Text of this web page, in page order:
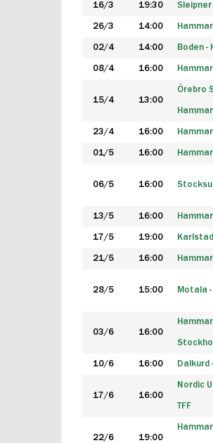
16/3 19:30 Sleipner
26/3 14:00
02/4 14:00 Boden -
08/4 16:00
15/4 13:00
Örebro
23/4 16:00
01/5 16:00
06/5 16:00
13/5 16:00
17/5 19:00
21/5 16:00
28/5 15:00 Motala -
03/6 16:00
10/6 16:00 Dalkurd
17/6 16:00
Nordic
TFF
22/6 19:00